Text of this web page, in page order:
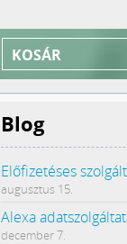
KOSÁR
Blog
Előfizetéses
augusztus 15.
Alexa
december 7.